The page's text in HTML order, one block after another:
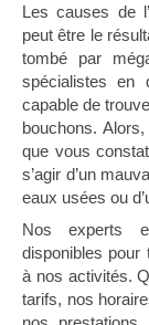
Les causes de
peut être le
tombé par
spécialistes en
capable de
bouchons.
que vous
s’agir d’un
eaux usées ou
Nos experts
disponibles pour
à nos activités.
tarifs, nos